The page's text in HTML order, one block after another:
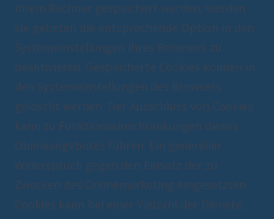
ihrem Rechner gespeichert werden, werden
sie gebeten die entsprechende Option in den
Systemeinstellungen ihres Browsers zu
deaktivieren. Gespeicherte Cookies können in
den Systemeinstellungen des Browsers
gelöscht werden. Der Ausschluss von Cookies
kann zu Funktionseinschränkungen dieses
Onlineangebotes führen. Ein genereller
Widerspruch gegen den Einsatz der zu
Zwecken des Onlinemarketing eingesetzten
Cookies kann bei einer Vielzahl der Dienste,